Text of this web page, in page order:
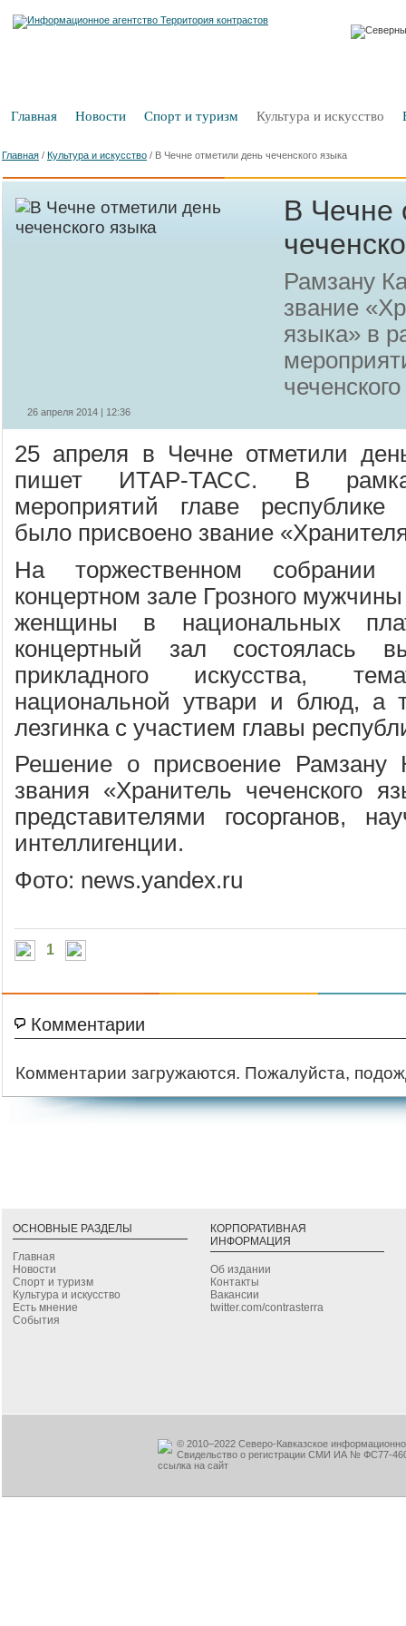
Главная Новости Спорт и туризм Культура и искусство
Главная / Культура и искусство / В Чечне отметили день чеченского языка
В Чечне
Рамзану
звание
языка» в
26 апреля 2014 | 12:36
25 апреля в Чечне отметили
пишет ИТАР-ТАСС. В
мероприятий главе
было присвоено звание
На торжественном собрании
концертном зале Грозного
женщины в национальных
концертный зал состоялась
прикладного искусства,
национальной утвари и блюд, а
лезгинка с участием главы
Решение о присвоение Рамзану
звания «Хранитель чеченского
представителями госорганов,
интеллигенции.
Фото: news.yandex.ru
1
Комментарии
Комментарии загружаются. Пожалуйста,
ОСНОВНЫЕ РАЗДЕЛЫ
Главная
Новости
Спорт и туризм
Культура и искусство
Есть мнение
События
КОРПОРАТИВНАЯ
ИНФОРМАЦИЯ
Об издании
Контакты
Вакансии
twitter.com/contrasterra
© 2010–2022 Северо-Кавказское
Свидельство о регистрации СМИ ИА № ФС77-
ссылка на сайт